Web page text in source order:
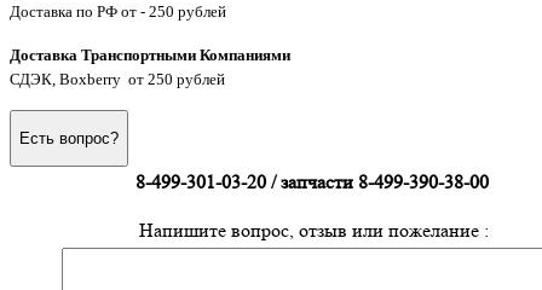
Доставка по РФ от - 250 рублей
Доставка Транспортными Компаниями
СДЭК, Boxberry от 250 рублей
Есть вопрос?
8-499-301-03-20 / запчасти 8-499-390-38-00
Напишите вопрос, отзыв или пожелание :